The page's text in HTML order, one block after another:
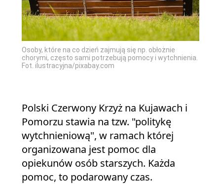
Osoby, które na co dzień zajmują się np. obłożnie
chorymi, często sami potrzebują pomocy i wytchnienia.
Fot. ilustracyjna/pixabay.com
Polski Czerwony Krzyż na Kujawach i
Pomorzu stawia na tzw. "politykę
wytchnieniową", w ramach której
organizowana jest pomoc dla
opiekunów osób starszych. Każda
pomoc, to podarowany czas.